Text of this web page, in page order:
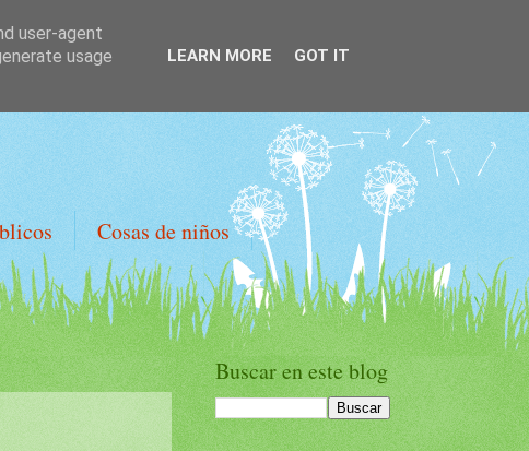
Cosas de niños
Buscar en este blog
user-agent
usage
LEARN MORE GOT IT